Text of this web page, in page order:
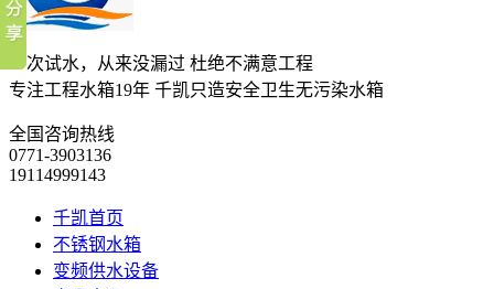
一次试水，从来没漏过 杜绝不满意工程
专注工程水箱19年 千凯只造安全卫生无污染水箱
全国咨询热线
0771-3903136
19114999143
千凯首页
不锈钢水箱
变频供水设备